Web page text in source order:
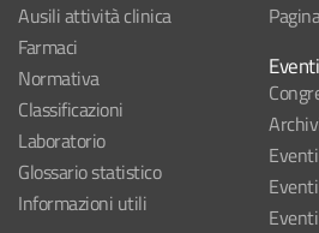
Ausili attività clinica
Farmaci
Normativa
Classificazioni
Laboratorio
Glossario statistico
Informazioni utili
Eventi